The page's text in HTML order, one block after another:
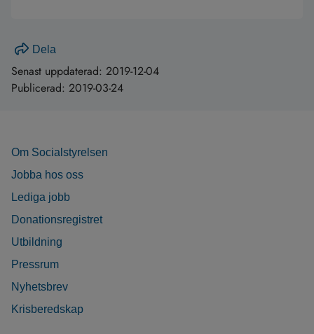
Dela
Senast uppdaterad: 2019-12-04
Publicerad: 2019-03-24
Om Socialstyrelsen
Jobba hos oss
Lediga jobb
Donationsregistret
Utbildning
Pressrum
Nyhetsbrev
Krisberedskap